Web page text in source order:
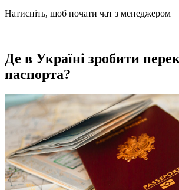
Натисніть, щоб почати чат з менеджером
Де в Україні зробити
паспорта?